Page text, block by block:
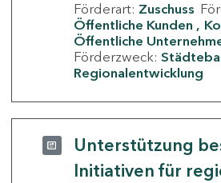
Förderart: Zuschuss
Öffentliche Kunden
Öffentliche
Förderzweck:
Regionalentwicklung
Unterstützung
Initiativen für